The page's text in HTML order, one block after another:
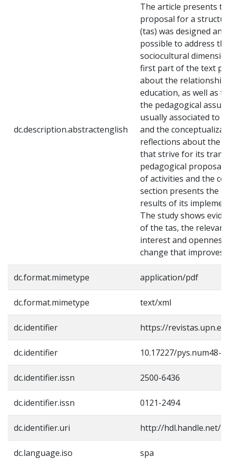
dc.description.abstractenglish
The article presents
proposal for a
(tas) was designed
possible to address
sociocultural
first part of the text
about the relationship
education, as well as
the pedagogical
usually associated to
and the
reflections about the
that strive for its
pedagogical proposal
of activities and the
section presents the
results of its
The study shows
of the tas, the
interest and
change that improves
dc.format.mimetype application/pdf
dc.format.mimetype text/xml
dc.identifier https://
dc.identifier 10.17227/pys.num48-
dc.identifier.issn 2500-6436
dc.identifier.issn 0121-2494
dc.identifier.uri http://hdl.handle.net/
dc.language.iso spa